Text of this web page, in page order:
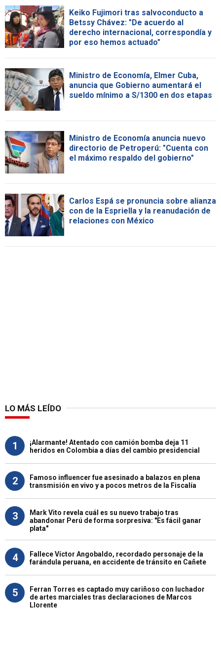
Keiko Fujimori tras salvoconducto a
Betssy Chávez: "De acuerdo al
derecho internacional, correspondía y
por eso hemos actuado"
Ministro de Economía, Elmer Cuba,
anuncia que Gobierno aumentará el
sueldo mínimo a S/1300 en dos etapas
Ministro de Economía anuncia nuevo
directorio de Petroperú: "Cuenta con
el máximo respaldo del gobierno"
Carlos Espá se pronuncia sobre alianza
con de la Espriella y la reanudación de
relaciones con México
LO MÁS LEÍDO
1
¡Alarmante! Atentado con camión bomba deja 11
heridos en Colombia a días del cambio presidencial
2
Famoso influencer fue asesinado a balazos en plena
transmisión en vivo y a pocos metros de la Fiscalía
3
Mark Vito revela cuál es su nuevo trabajo tras
abandonar Perú de forma sorpresiva: "Es fácil ganar
plata"
4
Fallece Víctor Angobaldo, recordado personaje de la
farándula peruana, en accidente de tránsito en Cañete
5
Ferran Torres es captado muy cariñoso con luchador
de artes marciales tras declaraciones de Marcos
Llorente